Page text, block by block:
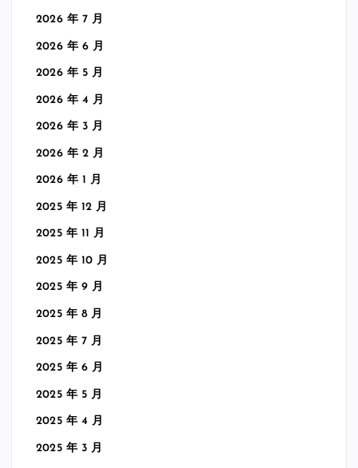
2026 年 7 月
2026 年 6 月
2026 年 5 月
2026 年 4 月
2026 年 3 月
2026 年 2 月
2026 年 1 月
2025 年 12 月
2025 年 11 月
2025 年 10 月
2025 年 9 月
2025 年 8 月
2025 年 7 月
2025 年 6 月
2025 年 5 月
2025 年 4 月
2025 年 3 月